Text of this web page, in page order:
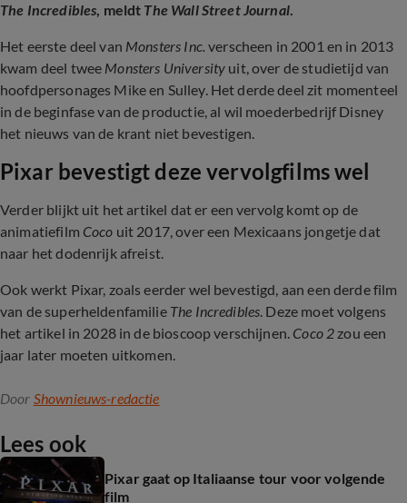
The Incredibles, meldt The Wall Street Journal.
Het eerste deel van Monsters Inc. verscheen in 2001 en in 2013
kwam deel twee Monsters University uit, over de studietijd van
hoofdpersonages Mike en Sulley. Het derde deel zit momenteel
in de beginfase van de productie, al wil moederbedrijf Disney
het nieuws van de krant niet bevestigen.
Pixar bevestigt deze vervolgfilms wel
Verder blijkt uit het artikel dat er een vervolg komt op de
animatiefilm Coco uit 2017, over een Mexicaans jongetje dat
naar het dodenrijk afreist.
Ook werkt Pixar, zoals eerder wel bevestigd, aan een derde film
van de superheldenfamilie The Incredibles. Deze moet volgens
het artikel in 2028 in de bioscoop verschijnen. Coco 2 zou een
jaar later moeten uitkomen.
Door Shownieuws-redactie
Lees ook
Pixar gaat op Italiaanse tour voor volgende
film